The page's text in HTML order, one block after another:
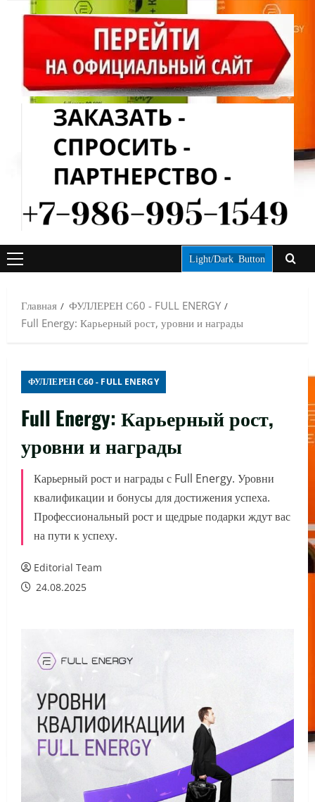
ОСНОВНОЕ
Light/Dark Button
Главная
ФУЛЛЕРЕН С60 - FULL ENERGY
Full Energy: Карьерный рост, уровни и награды
ФУЛЛЕРЕН С60 - FULL ENERGY
Full Energy: Карьерный рост,
уровни и награды
Карьерный рост и награды с Full Energy. Уровни
квалификации и бонусы для достижения успеха.
Профессиональный рост и щедрые подарки ждут вас
на пути к успеху.
Editorial Team
24.08.2025